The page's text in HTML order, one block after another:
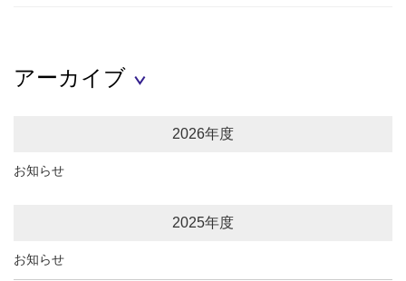
アーカイブ
2026年度
お知らせ
2025年度
お知らせ